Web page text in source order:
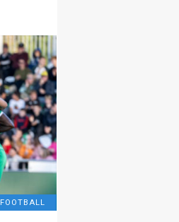
FOOTBALL